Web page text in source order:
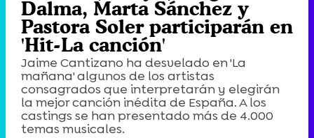
Dalma, Marta Sánchez y
Pastora Soler participarán en
'Hit-La canción'
Jaime Cantizano ha desvelado en 'La
mañana' algunos de los artistas
consagrados que interpretarán y elegirán
la mejor canción inédita de España. A los
castings se han presentado más de 4.000
temas musicales.